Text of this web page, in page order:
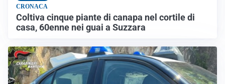
CRONACA
Coltiva cinque piante di canapa nel cortile di
casa, 60enne nei guai a Suzzara